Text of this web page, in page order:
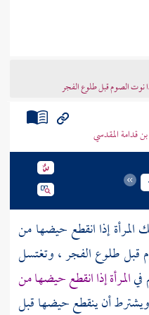
نوت الصوم قبل طلوع الفجر
قدامة المقدسي
المرأة إذا انقطع حيضها من
قبل طلوع الفجر ، وتغتسل
المرأة إذا انقطع حيضها من
أن ينقطع حيضها قبل